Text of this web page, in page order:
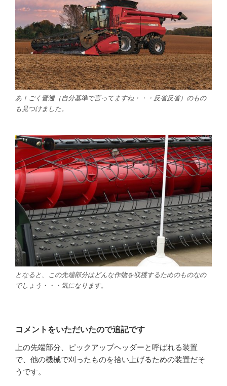
あ！ごく普通（自分基準で言ってますね・・・反省反省）のもの
も見つけました。
となると、この先端部分はどんな作物を収穫するためのものなの
でしょう・・・気になります。
コメントをいただいたので追記です
上の先端部分、ピックアップヘッダーと呼ばれる装置
で、他の機械で刈ったものを拾い上げるための装置だそ
うです。